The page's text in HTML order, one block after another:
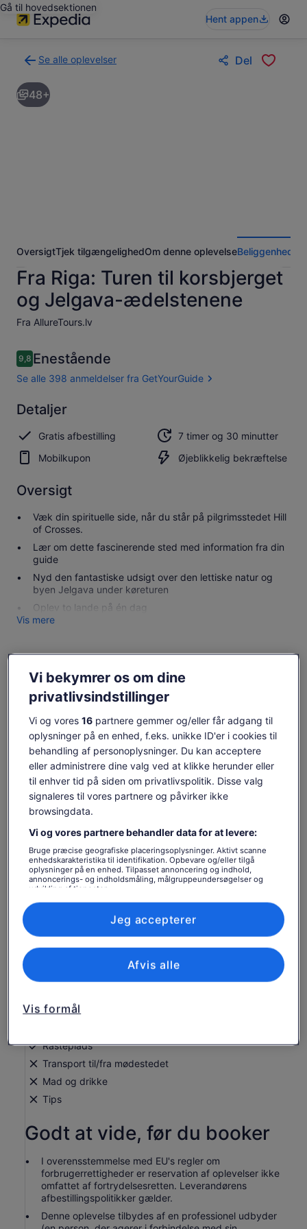
Gå til hovedsektionen
Hent appen
Se alle oplevelser
til
siden
med
Del
48+
OversigtTjek tilgængelighedOm denne oplevelseBeliggenhed
Fra Riga: Turen til korsbjerget
og Jelgava-ædelstenene
Fra AllureTours.lv
Anmeldelser
9,89,8 ud af 10.
Enestående
Se alle 398 anmeldelser fra GetYourGuide
9.8
9.8 ud af 10
Enestående
Se alle 398
anmeldelser
fra
GetYourGuide
Detaljer
Gratis afbestilling
7 timer og 30 minutter
Mobilkupon
Øjeblikkelig bekræftelse
Oversigt
Væk din spirituelle side, når du står på pilgrimsstedet Hill
of Crosses.
Lær om dette fascinerende sted med information fra din
guide
Nyd den fantastiske udsigt over den lettiske natur og
byen Jelgava under køreturen
Oplev to lande på én dag
Vis mere
Tjek tilgængelighed
søn. d. 9. aug. - søn. d. 23. aug.
Rejsende
1 voksen
søn. 9. aug.
-
man. 10. aug. tir. 11. aug. ons. 12. aug.
Prisen
er
262 kr.
pr.
voksen
262 kr.
inkl. skatter og gebyrer
pr. voksen
Se billetter
Indholdet på denne side kan være maskinoversat
Se originalteksten (på engelsk)
Giv os feedback om oversættelsen Åbner
i
Hvad er inkluderet, og hvad
er ikke
Transport i en komfortabel minibus eller varevogn
Rasteplads
Transport til/fra mødestedet
Mad og drikke
Tips
Godt at vide, før du booker
I overensstemmelse med EU's regler om
forbrugerrettigheder er reservation af oplevelser ikke
omfattet af fortrydelsesretten. Leverandørens
afbestillingspolitikker gælder.
Denne oplevelse tilbydes af en professionel udbyder
Vi bekymrer os om dine
privatlivsindstillinger
Vi og vores 16partnere gemmer og/eller får adgang til
oplysninger på en enhed, f.eks. unikke ID'er i cookies til
behandling af personoplysninger. Du kan acceptere
eller administrere dine valg ved at klikke herunder eller
til enhver tid på siden om privatlivspolitik. Disse valg
signaleres til vores partnere og påvirker ikke
browsingdata.
Vi og vores partnere behandler data for at levere:
Bruge præcise geografiske placeringsoplysninger. Aktivt scanne
enhedskarakteristika til identifikation. Opbevare og/eller tilgå
oplysninger på en enhed. Tilpasset annoncering og indhold,
annoncerings- og indholdsmåling, målgruppeundersøgelser og
udvikling af tjenester.
Liste over partnere (leverandører)
Vis formål
Afvis alle
Jeg accepterer